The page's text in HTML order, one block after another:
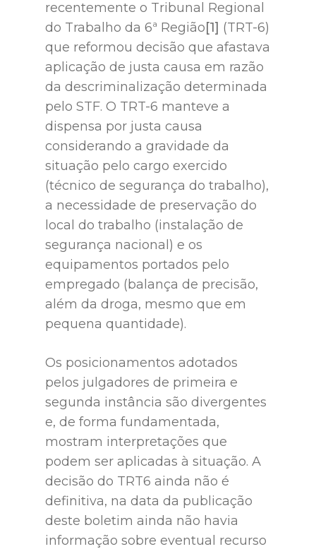
recentemente o Tribunal Regional
do Trabalho da 6ª Região[1] (TRT-6)
que reformou decisão que afastava
aplicação de justa causa em razão
da descriminalização determinada
pelo STF. O TRT-6 manteve a
dispensa por justa causa
considerando a gravidade da
situação pelo cargo exercido
(técnico de segurança do trabalho),
a necessidade de preservação do
local do trabalho (instalação de
segurança nacional) e os
equipamentos portados pelo
empregado (balança de precisão,
além da droga, mesmo que em
pequena quantidade).
Os posicionamentos adotados
pelos julgadores de primeira e
segunda instância são divergentes
e, de forma fundamentada,
mostram interpretações que
podem ser aplicadas à situação. A
decisão do TRT6 ainda não é
definitiva, na data da publicação
deste boletim ainda não havia
informação sobre eventual recurso